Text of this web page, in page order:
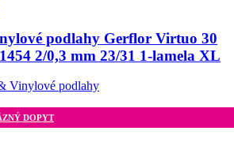
podlahy Gerflor Virtuo 30
2/0,3 mm 23/31 1-lamela XL
Vinylové podlahy
DOPYT